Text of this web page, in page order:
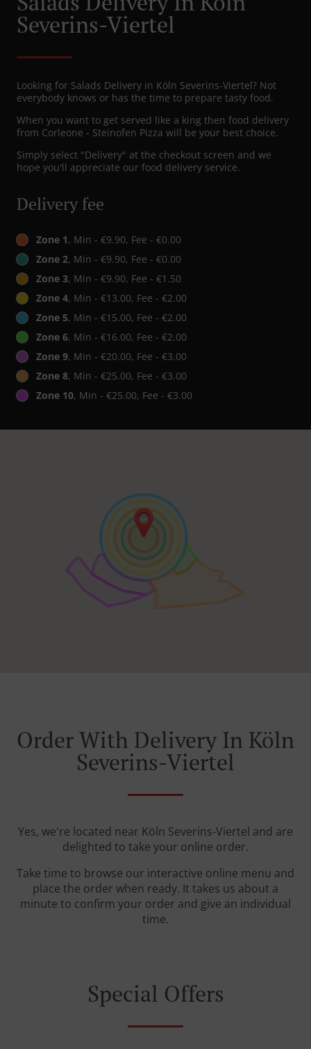
Severins-Viertel
Looking for Salads Delivery in Köln Severins-Viertel? Not
everybody knows or has the time to prepare tasty food.
When you want to get served like a king then food delivery
from Corleone - Steinofen Pizza will be your best choice.
Simply select "Delivery" at the checkout screen and we
hope you'll appreciate our food delivery service.
Delivery fee
Zone 1, Min - €9.90, Fee - €0.00
Zone 2, Min - €9.90, Fee - €0.00
Zone 3, Min - €9.90, Fee - €1.50
Zone 4, Min - €13.00, Fee - €2.00
Zone 5, Min - €15.00, Fee - €2.00
Zone 6, Min - €16.00, Fee - €2.00
Zone 9, Min - €20.00, Fee - €3.00
Zone 8, Min - €25.00, Fee - €3.00
Zone 10, Min - €25.00, Fee - €3.00
Order With Delivery In Köln
Severins-Viertel
Yes, we're located near Köln Severins-Viertel and are
delighted to take your online order.
Take time to browse our interactive online menu and
place the order when ready. It takes us about a
minute to confirm your order and give an individual
time.
Special Offers